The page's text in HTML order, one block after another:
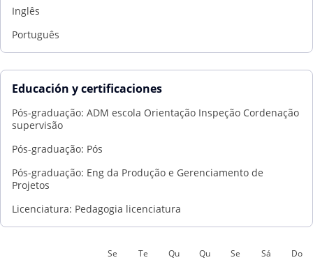
Inglês
Português
Educación y certificaciones
Pós-graduação: ADM escola Orientação Inspeção Cordenação
supervisão
Pós-graduação: Pós
Pós-graduação: Eng da Produção e Gerenciamento de
Projetos
Licenciatura: Pedagogia licenciatura
Se Te Qu Qu Se Sá Do